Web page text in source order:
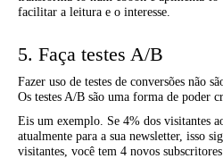
facilitar a leitura e o interesse.
5. Faça testes A/B
Fazer uso de testes de conversões não
Os testes A/B são uma forma de poder
Eis um exemplo. Se 4% dos visitantes
atualmente para a sua newsletter, isso
visitantes, você tem 4 novos